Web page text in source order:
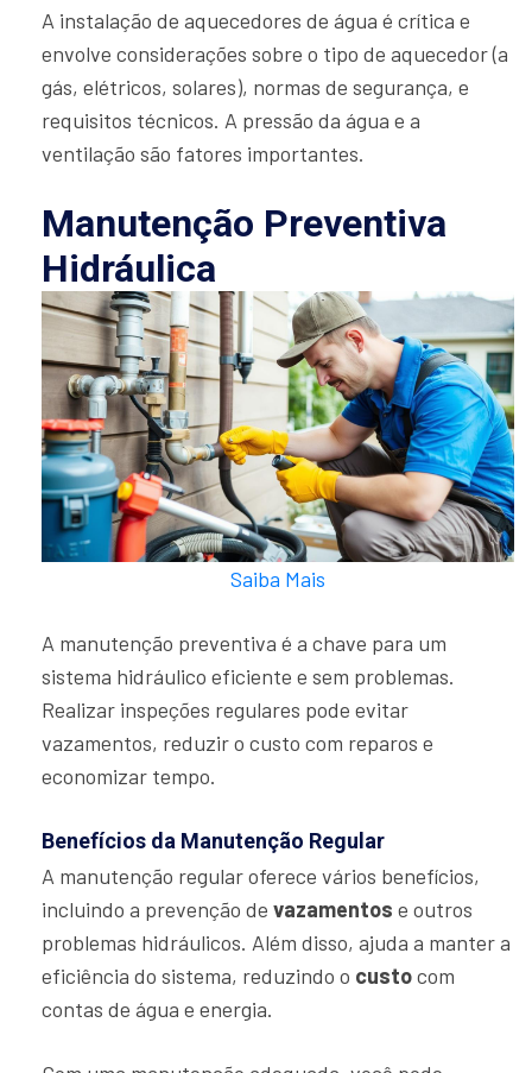
A instalação de aquecedores de água é crítica e
envolve considerações sobre o tipo de aquecedor (a
gás, elétricos, solares), normas de segurança, e
requisitos técnicos. A pressão da água e a
ventilação são fatores importantes.
Manutenção Preventiva
Hidráulica
Saiba Mais
A manutenção preventiva é a chave para um
sistema hidráulico eficiente e sem problemas.
Realizar inspeções regulares pode evitar
vazamentos, reduzir o custo com reparos e
economizar tempo.
Benefícios da Manutenção Regular
A manutenção regular oferece vários benefícios,
incluindo a prevenção de vazamentos e outros
problemas hidráulicos. Além disso, ajuda a manter a
eficiência do sistema, reduzindo o custocom
contas de água e energia.